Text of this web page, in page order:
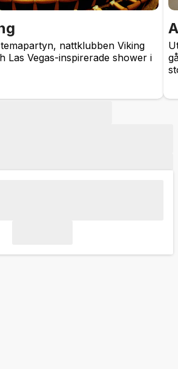
nattklubben Viking
Las Vegas-inspirerade shower i